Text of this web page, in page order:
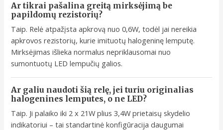
Ar tikrai pašalina greitą mirksėjimą be
papildomų rezistorių?
Taip. Relė atpažįsta apkrovą nuo 0,6W, todėl jai nereikia
apkrovos rezistorių, kurie imituotų halogeninę lemputę.
Mirksėjimas išlieka normalus nepriklausomai nuo
sumontuotų LED lempučių galios.
Ar galiu naudoti šią relę, jei turiu originalias
halogenines lemputes, o ne LED?
Taip. Ji palaiko iki 2 x 21W plius 3,4W prietaisų skydelio
indikatoriui – tai standartinė konfigūracija daugumai